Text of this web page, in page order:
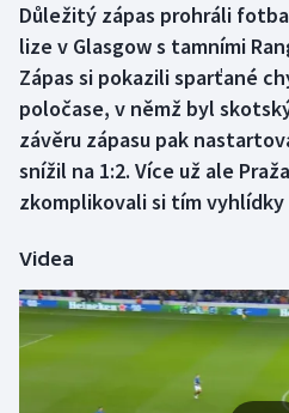
Box
Curling
Dostihy
Florbal
Golf
Důležitý zápas prohráli
lize v Glasgow s tamními
Zápas si pokazili sparťané
poločase, v němž byl
závěru zápasu pak
snížil na 1:2. Více už ale
zkomplikovali si tím vyhlídky
Videa